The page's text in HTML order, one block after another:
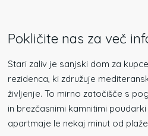
Pokličite nas za več
Stari zaliv je sanjski dom za
rezidenca, ki združuje
življenje. To mirno zatočišče s
in brezčasnimi kamnitimi
apartmaje le nekaj minut od